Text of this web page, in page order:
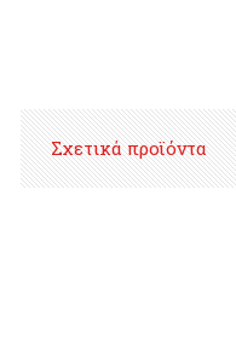
Σχετικά προϊόντα